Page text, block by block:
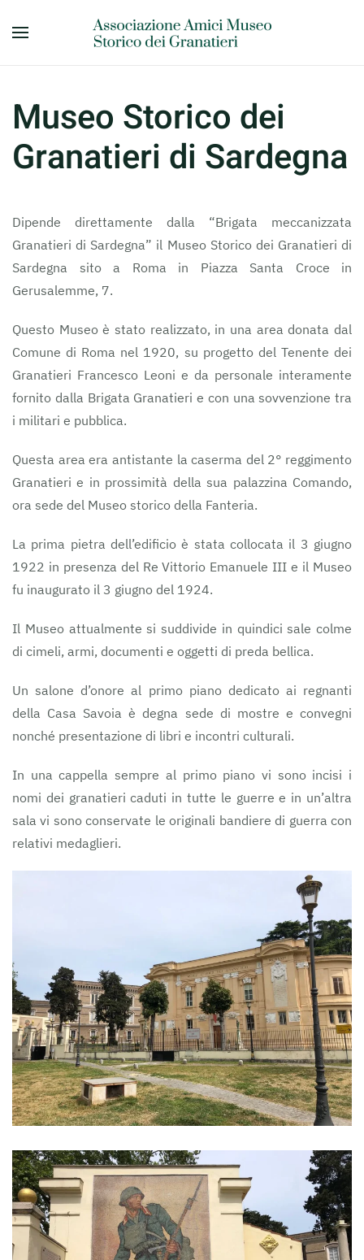
Skip to main content
Museo Storico dei
Granatieri di Sardegna
Dipende direttamente dalla “Brigata meccanizzata
Granatieri di Sardegna” il Museo Storico dei Granatieri di
Sardegna sito a Roma in Piazza Santa Croce in
Gerusalemme, 7.
Questo Museo è stato realizzato, in una area donata dal
Comune di Roma nel 1920, su progetto del Tenente dei
Granatieri Francesco Leoni e da personale interamente
fornito dalla Brigata Granatieri e con una sovvenzione tra
i militari e pubblica.
Questa area era antistante la caserma del 2° reggimento
Granatieri e in prossimità della sua palazzina Comando,
ora sede del Museo storico della Fanteria.
La prima pietra dell’edificio è stata collocata il 3 giugno
1922 in presenza del Re Vittorio Emanuele III e il Museo
fu inaugurato il 3 giugno del 1924.
Il Museo attualmente si suddivide in quindici sale colme
di cimeli, armi, documenti e oggetti di preda bellica.
Un salone d’onore al primo piano dedicato ai regnanti
della Casa Savoia è degna sede di mostre e convegni
nonché presentazione di libri e incontri culturali.
In una cappella sempre al primo piano vi sono incisi i
nomi dei granatieri caduti in tutte le guerre e in un’altra
sala vi sono conservate le originali bandiere di guerra con
relativi medaglieri.